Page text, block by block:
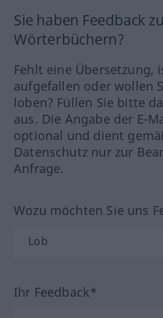
Sie haben Feedback
Wörterbüchern?
Fehlt eine Übersetzung,
aufgefallen oder wollen
loben? Füllen Sie bitte
aus. Die Angabe der E-
optional und dient
Datenschutz nur zur
Anfrage.
Wozu möchten Sie uns
Ihr Feedback*